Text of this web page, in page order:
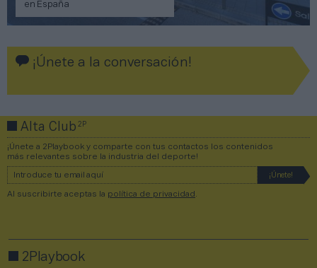
en España
¡Únete a la conversación!
Alta Club2P
¡Únete a 2Playbook y comparte con tus contactos los contenidos
más relevantes sobre la industria del deporte!
Al suscribirte aceptas la política de privacidad
2Playbook